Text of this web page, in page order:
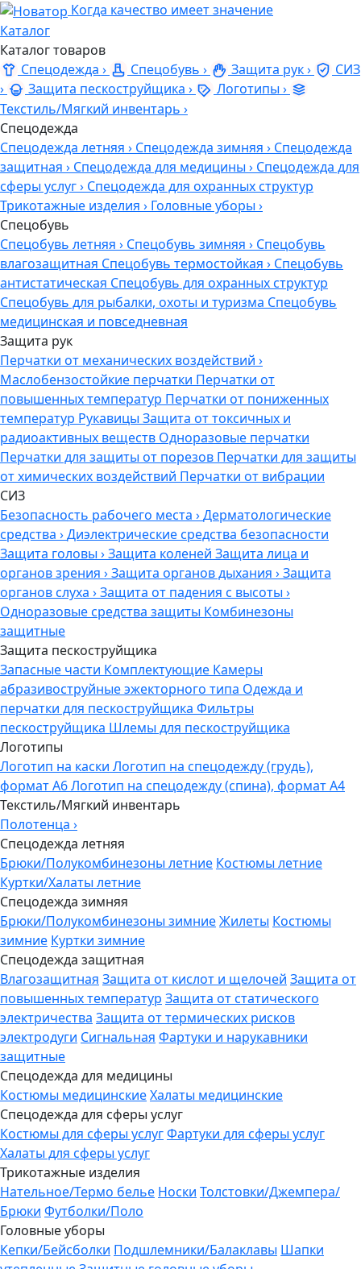
Когда качество имеет значение
Каталог
Каталог товаров
Спецодежда › Спецобувь › Защита рук›
СИЗ
›
Защита пескоструйщика › Логотипы ›
Текстиль/Мягкий инвентарь ›
Спецодежда
Спецодежда летняя › Спецодежда зимняя › Спецодежда
защитная › Спецодежда для медицины › Спецодежда для
сферы услуг› Спецодежда для охранных структур
Трикотажные изделия › Головные уборы ›
Спецобувь
Спецобувь летняя › Спецобувь зимняя › Спецобувь
влагозащитная Спецобувь термостойкая › Спецобувь
антистатическая Спецобувь для охранных структур
Спецобувь для рыбалки, охоты и туризма Спецобувь
медицинская и повседневная
Защита рук
Перчатки от механических воздействий ›
Маслобензостойкие перчатки Перчатки от
повышенных температур Перчатки от пониженных
температур Рукавицы Защита от токсичных и
радиоактивных веществ Одноразовые перчатки
Перчатки для защиты от порезов Перчатки для защиты
от химических воздействий Перчатки от вибрации
СИЗ
Безопасность рабочего места ›Дерматологические
средства ›Диэлектрические средства безопасности
Защита головы ›Защита коленей Защита лица и
органов зрения ›Защита органов дыхания ›Защита
органов слуха ›Защита от падения с высоты ›
Одноразовые средства защиты Комбинезоны
защитные
Защита пескоструйщика
Запасные части Комплектующие Камеры
абразивоструйные эжекторного типа Одежда и
перчатки для пескоструйщика Фильтры
пескоструйщика Шлемы для пескоструйщика
Логотипы
Логотип на каски Логотип на спецодежду (грудь),
формат А6Логотип на спецодежду (спина), формат А4
Текстиль/Мягкий инвентарь
Полотенца ›
Спецодежда летняя
Брюки/Полукомбинезоны летние Костюмы летние
Куртки/Халаты летние
Спецодежда зимняя
Брюки/Полукомбинезоны зимниеЖилеты Костюмы
зимние Куртки зимние
Спецодежда защитная
Влагозащитная Защита от кислот и щелочей Защита от
повышенных температур Защита от статического
электричества Защита от термических рисков
электродуги Сигнальная Фартуки и нарукавники
защитные
Спецодежда для медицины
Костюмы медицинскиеХалаты медицинские
Спецодежда для сферы услуг
Костюмы для сферы услугФартуки для сферы услуг
Халаты для сферы услуг
Трикотажные изделия
Нательное/Термо белье Носки Толстовки/Джемпера/
Брюки Футболки/Поло
Головные уборы
Кепки/Бейсболки Подшлемники/Балаклавы Шапки